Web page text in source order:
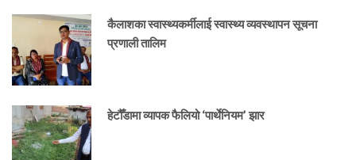
कैलाशका स्वास्थ्यकर्मीलाई स्वास्थ्य व्यवस्थापन सूचना
प्रणाली तालिम
हेटौँडामा व्यापक फैलियो ‘पार्थेनियम’ झार